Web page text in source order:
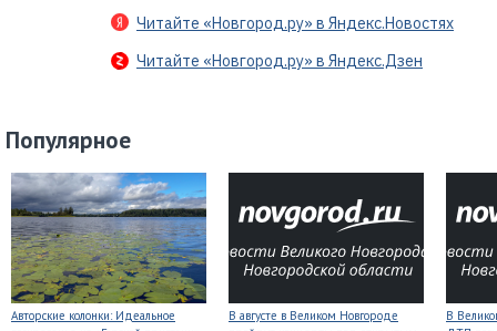
Читайте «Новгород.ру» в Яндекс.Новостях
Читайте «Новгород.ру» в Яндекс.Дзен
Популярное
Авторские колонки: Идеальное
В августе в Великом Новгороде
В